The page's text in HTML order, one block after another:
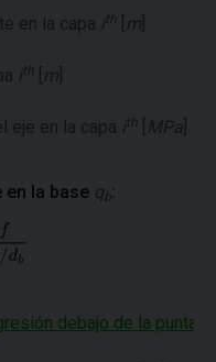
en la capa ith m
ith m
eje en la capa ith MPa
en la base qb:
debajo de la punta